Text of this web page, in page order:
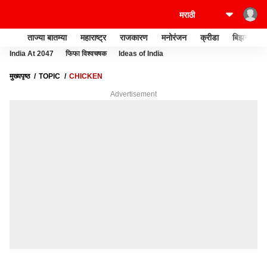
ताज्या बातम्या महाराष्ट्र राजकारण मनोरंजन क्रीडा बिझनेस
India At 2047 फिफा विश्वचषक Ideas of India
मुख्यपृष्ठ TOPIC CHICKEN
Advertisement